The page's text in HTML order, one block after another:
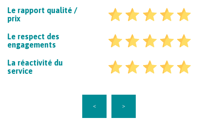
Le rapport qualité /
prix
Le respect des
engagements
La réactivité du
service
< >